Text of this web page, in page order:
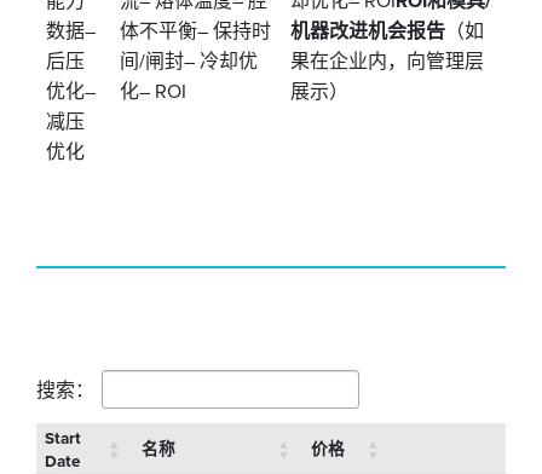
数据–
后压
优化–
减压
优化
体不平衡– 保持时
间/闸封– 冷却优
化– ROI
机器改进机会报告 （如
果在企业内，向管理层
展示）
搜索：
Start
Date
名称 价格